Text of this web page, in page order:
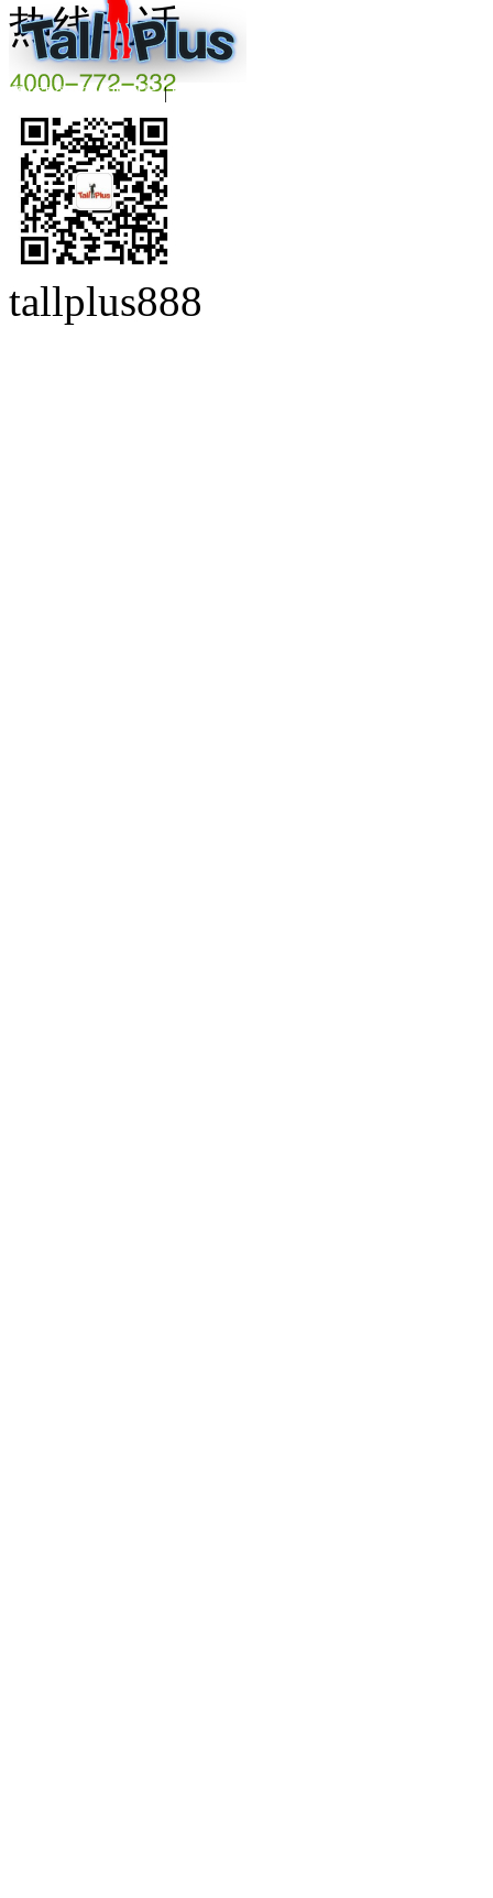
粤ICP备16008844号|beian.miit.gov.cn
热线电话
tallplus888